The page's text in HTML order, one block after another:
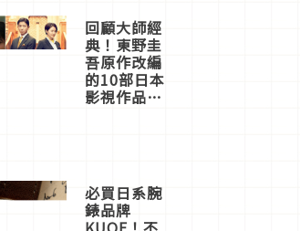
體驗
回顧大師經
典！東野圭
吾原作改編
的10部日本
影視作品推
必買日系腕
錶品牌